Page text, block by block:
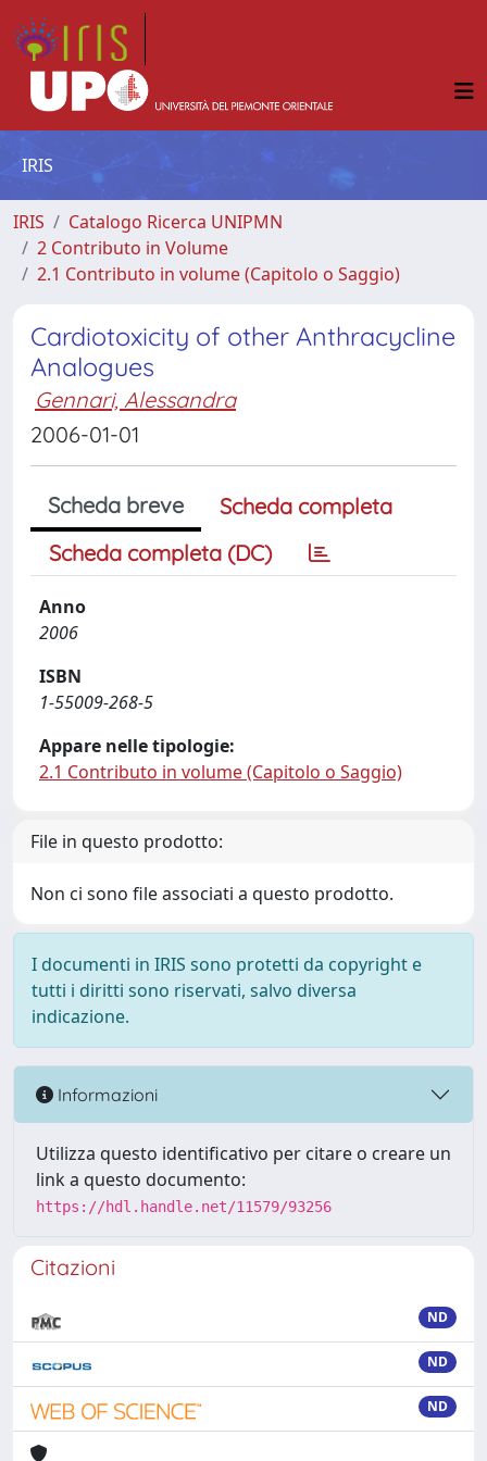
IRIS
IRIS
Catalogo Ricerca UNIPMN
2 Contributo in Volume
2.1 Contributo in volume (Capitolo o Saggio)
Cardiotoxicity of other Anthracycline
Analogues
Gennari, Alessandra
2006-01-01
Scheda breve
Scheda completa
Scheda completa (DC)
Anno
2006
ISBN
1-55009-268-5
Appare nelle tipologie:
2.1 Contributo in volume (Capitolo o Saggio)
File in questo prodotto:
Non ci sono file associati a questo prodotto.
I documenti in IRIS sono protetti da copyright e
tutti i diritti sono riservati, salvo diversa
indicazione.
Informazioni
Utilizza questo identificativo per citare o creare un
link a questo documento:
https://hdl.handle.net/11579/93256
Citazioni
ND
ND
ND